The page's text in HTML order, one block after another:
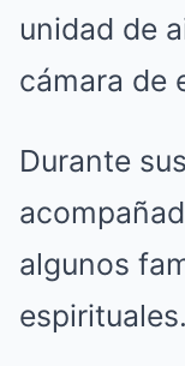
unidad de
cámara de
Durante
algunos
espirituales.